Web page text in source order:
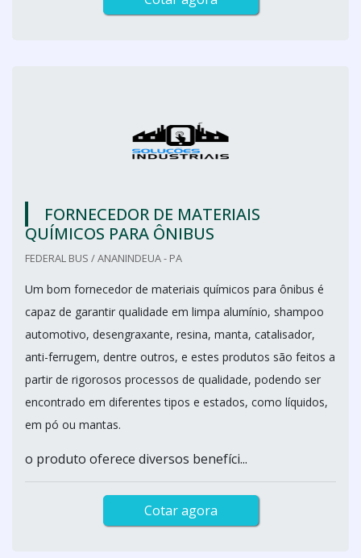
FORNECEDOR DE MATERIAIS
QUÍMICOS PARA ÔNIBUS
FEDERAL BUS / ANANINDEUA - PA
Um bom fornecedor de materiais químicos para ônibus é
capaz de garantir qualidade em limpa alumínio, shampoo
automotivo, desengraxante, resina, manta, catalisador,
anti-ferrugem, dentre outros, e estes produtos são feitos a
partir de rigorosos processos de qualidade, podendo ser
encontrado em diferentes tipos e estados, como líquidos,
em pó ou mantas.
o produto oferece diversos benefíci...
Cotar agora